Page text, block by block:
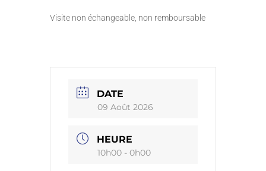
Visite non échangeable, non remboursable
DATE
09 Août 2026
HEURE
10h00 - 0h00